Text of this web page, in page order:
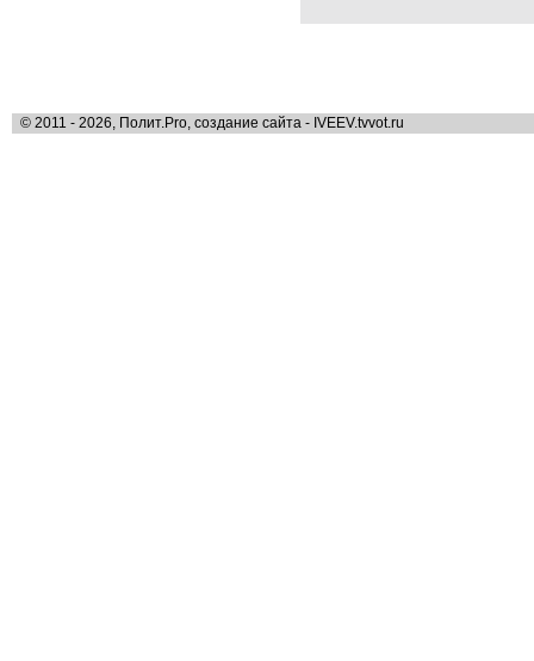
© 2011 - 2026, Полит.Pro, создание сайта - IVEEV.tvvot.ru